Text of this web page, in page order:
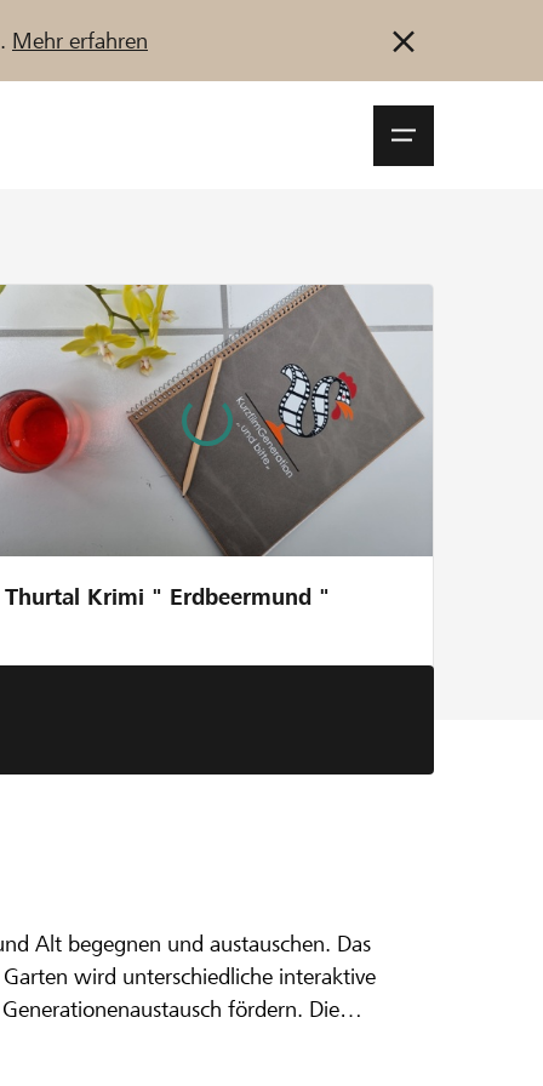
Mehr erfahren
Jetzt starten
Thurtal Krimi " Erdbeermund "
Alt begegnen und austauschen. Das
wird unterschiedliche interaktive
fördern. Die
Stiftung Hofmatt Uettligen. Der